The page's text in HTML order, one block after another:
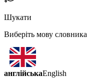
Шукати
Виберіть мову словника
англійськаEnglish